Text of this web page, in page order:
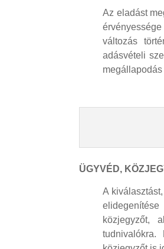
Az eladást
változás
adásvételi
ÜGYVÉD,
A
közjegyzőt,
tudnivalókra.